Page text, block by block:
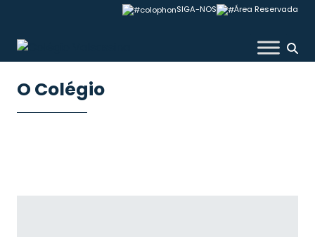
content
SIGA-NOS Área Reservada
Colégio Valsassina
O Colégio